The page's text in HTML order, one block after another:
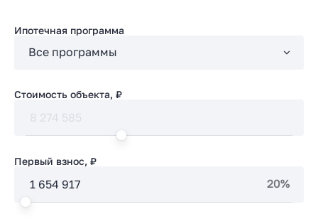
Ипотечная программа
Стоимость объекта, ₽
Первый взнос, ₽
20%